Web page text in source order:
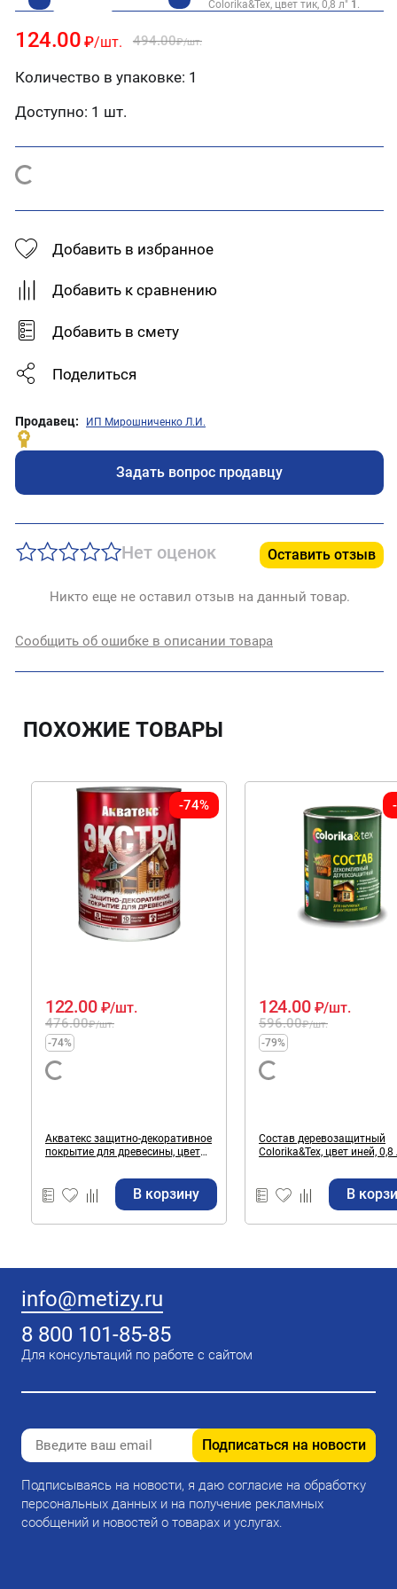
Colorika&Tex, цвет тик, 0,8 л" 1 .
124.00 ₽/шт. 494.00₽/шт.
Количество в упаковке: 1
Доступно: 1 шт.
Добавить в избранное
Добавить к сравнению
Добавить в смету
Поделиться
Продавец: ИП Мирошниченко Л.И.
Задать вопрос продавцу
Нет оценок Оставить отзыв
Никто еще не оставил отзыв на данный товар.
Сообщить об ошибке в описании товара
ПОХОЖИЕ ТОВАРЫ
-74%
476.00₽/шт.
122.00 ₽/шт.
-74%
Акватекс защитно-декоративное
покрытие для древесины, цвет
В корзину
596.00₽/шт.
124.00 ₽/шт.
-79%
Состав деревозащитный
Colorika&Tex, цвет иней, 0,8
В
info@metizy.ru
8 800 101-85-85
Для консультаций по работе с сайтом
Подписаться на новости
Подписываясь на новости, я даю согласие на обработку
персональных данных и на получение рекламных
сообщений и новостей о товарах и услугах.